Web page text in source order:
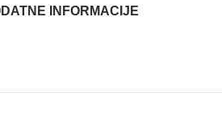
INFORMACIJE